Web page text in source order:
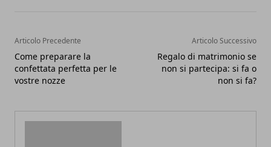
Articolo Precedente
Come preparare la
confettata perfetta per le
vostre nozze
Articolo Successivo
Regalo di matrimonio se
non si partecipa: si fa o
non si fa?